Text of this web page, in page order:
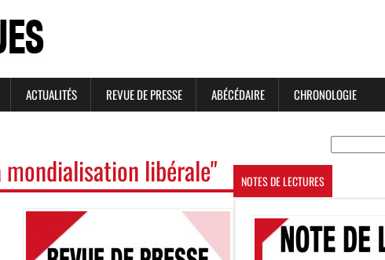
ACTUALITÉS REVUE DE PRESSE ABÉCÉDAIRE CHRONOLOGIE
libérale" NOTES DE LECTURES
Image